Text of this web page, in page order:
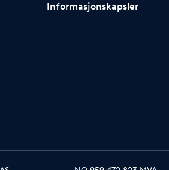
Informasjonskapsler